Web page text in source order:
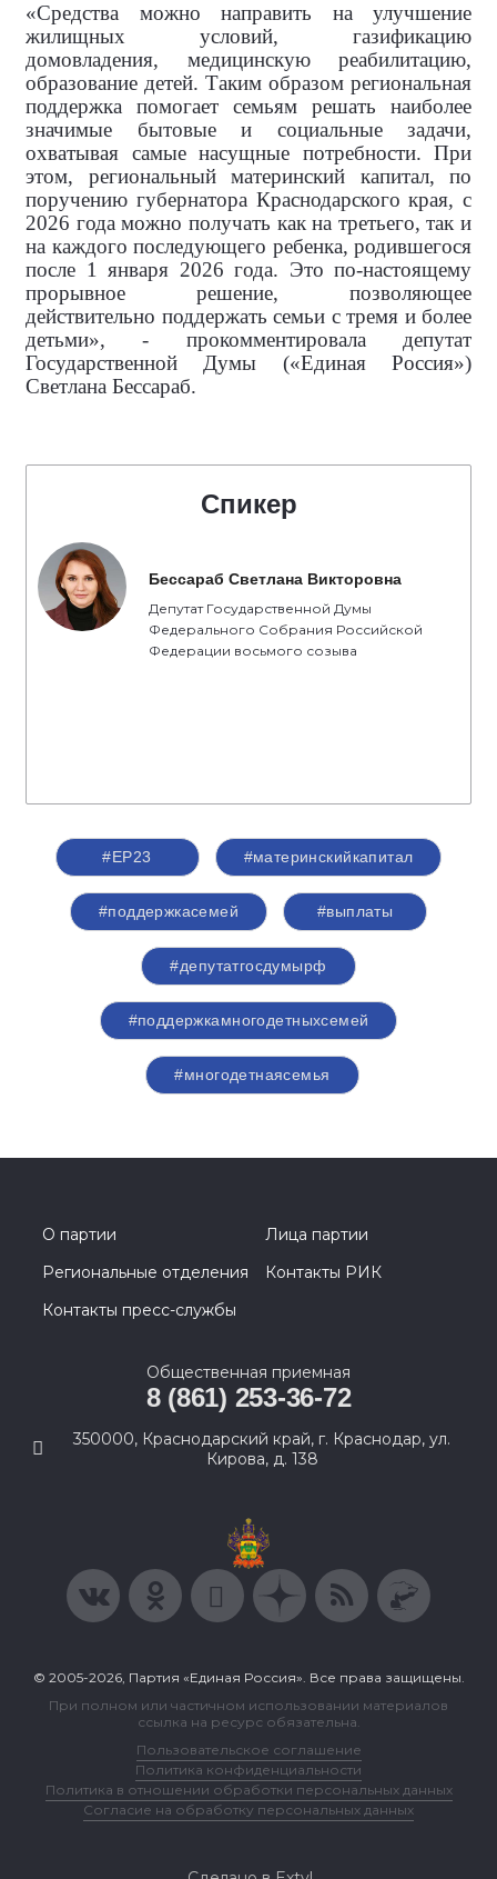
«Средства можно направить на улучшение
жилищных условий, газификацию
домовладения, медицинскую реабилитацию,
образование детей. Таким образом региональная
поддержка помогает семьям решать наиболее
значимые бытовые и социальные задачи,
охватывая самые насущные потребности. При
этом, региональный материнский капитал, по
поручению губернатора Краснодарского края, с
2026 года можно получать как на третьего, так и
на каждого последующего ребенка, родившегося
после 1 января 2026 года. Это по-настоящему
прорывное решение, позволяющее
действительно поддержать семьи с тремя и более
детьми», - прокомментировала депутат
Государственной Думы («Единая Россия»)
Светлана Бессараб.
Спикер
Бессараб Светлана Викторовна
Депутат Государственной Думы
Федерального Собрания Российской
Федерации восьмого созыва
#ЕР23 #материнскийкапитал
#поддержкасемей #выплаты
#депутатгосдумырф
#поддержкамногодетныхсемей
#многодетнаясемья
О партии
Лица партии
Региональные отделения
Контакты РИК
Контакты пресс-службы
Общественная приемная
8 (861) 253-36-72
350000, Краснодарский край, г. Краснодар, ул.
Кирова, д. 138
© 2005-2026, Партия «Единая Россия». Все права защищены.
При полном или частичном использовании материалов
ссылка на ресурс обязательна.
Пользовательское соглашение
Политика конфиденциальности
Политика в отношении обработки персональных данных
Согласие на обработку персональных данных